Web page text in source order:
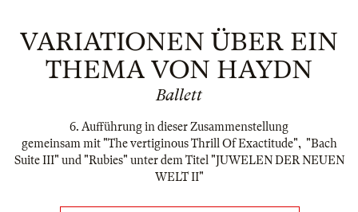
VARIATIONEN ÜBER EIN
THEMA VON HAYDN
Ballett
6. Aufführung in dieser Zusammenstellung
gemeinsam mit "The vertiginous Thrill Of Exactitude", "Bach
Suite III" und "Rubies" unter dem Titel "JUWELEN DER NEUEN
WELT II"